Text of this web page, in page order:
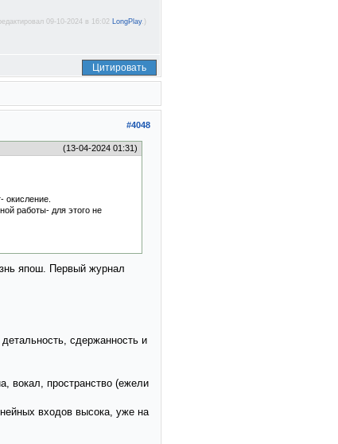
09-10-2024 в 16:02 LongPlay.)
Цитировать
#4048
(13-04-2024 01:31)
окисление.
работы- для этого не
япош. Первый журнал
сдержанность и
вокал, пространство (ежели
входов высока, уже на